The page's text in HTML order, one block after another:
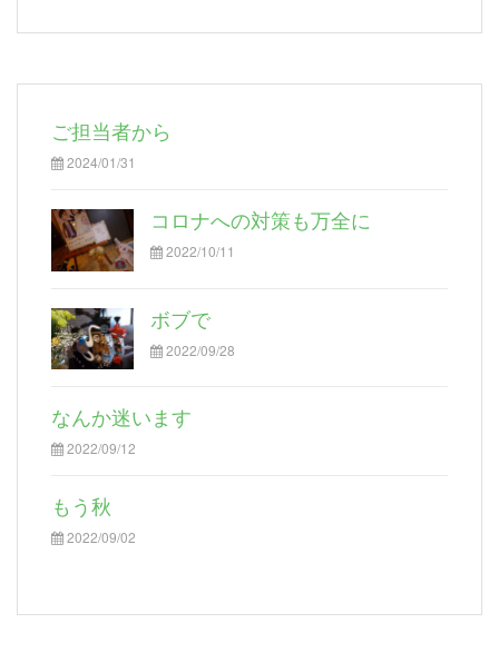
ご担当者から
2024/01/31
コロナへの対策も万全に
2022/10/11
ボブで
2022/09/28
なんか迷います
2022/09/12
もう秋
2022/09/02